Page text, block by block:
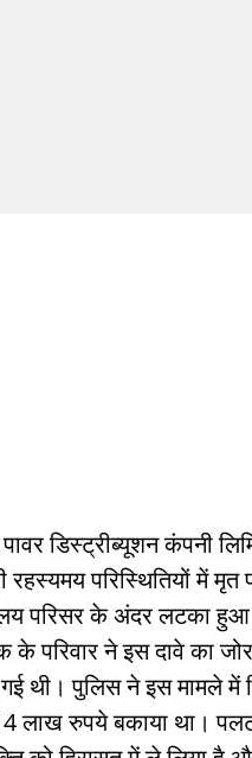
डिस्ट्रीब्यूशन कंपनी
रहस्यमय परिस्थितियों में
परिसर के अंदर लटका हुआ
परिवार ने इस दावे का
थी। पुलिस ने इस मामले में
लाख रुपये बकाया था।